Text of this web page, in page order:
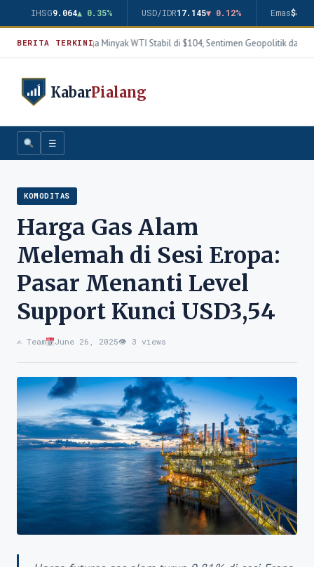
IHSG9.064▲ 0.35% USD/IDR17.145▼ 0.12% Emas
BERITA TERKINIHarga Minyak WTI Stabil di $104, Sentimen Geopolitik dan
KabarPialang
☰
KOMODITAS
Harga Gas Alam
Melemah di Sesi Eropa:
Pasar Menanti Level
Support Kunci USD3,54
✍️ Team June 26, 2025👁 3 views